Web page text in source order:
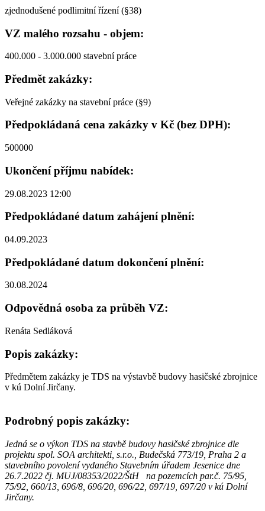
zjednodušené podlimitní řízení (§38)
VZ malého rozsahu - objem:
400.000 - 3.000.000 stavební práce
Předmět zakázky:
Veřejné zakázky na stavební práce (§9)
Předpokládaná cena zakázky v Kč (bez DPH):
500000
Ukončení příjmu nabídek:
29.08.2023 12:00
Předpokládané datum zahájení plnění:
04.09.2023
Předpokládané datum dokončení plnění:
30.08.2024
Odpovědná osoba za průběh VZ:
Renáta Sedláková
Popis zakázky:
Předmětem zakázky je TDS na výstavbě budovy hasičské zbrojnice
v kú Dolní Jirčany.
Podrobný popis zakázky:
Jedná se o výkon TDS na stavbě budovy hasičské zbrojnice dle
projektu spol. SOA architekti, s.r.o., Budečská 773/19, Praha 2 a
stavebního povolení vydaného Stavebním úřadem Jesenice dne
26.7.2022 čj. MUJ/08353/2022/ŠtH na pozemcích par.č. 75/95,
75/92, 660/13, 696/8, 696/20, 696/22, 697/19, 697/20 v kú Dolní
Jirčany.